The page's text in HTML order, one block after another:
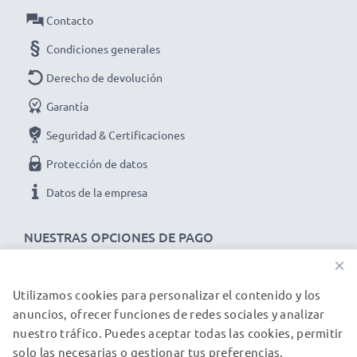
Datos técnicos del battery pack para camera:
Capacidad: 1200mAh
Voltaje: 3.6V - 3.7V
Tecnología
★ 3 años de garantía★
productos de alta calidad. ¡Por esa razón le ofrecemos
3 años de garantía!
NUESTRAS OPCIONES DE PAGO
Contacto
Condiciones generales
Derecho de devolución
Garantía
Seguridad & Certificaciones
Protección de datos
Datos de la empresa
NUESTROS PARTNERS DE ENVÍO
×
Utilizamos cookies para personalizar el contenido y los
anuncios, ofrecer funciones de redes sociales y analizar
nuestro tráfico. Puedes aceptar todas las cookies, permitir
solo las necesarias o gestionar tus preferencias.